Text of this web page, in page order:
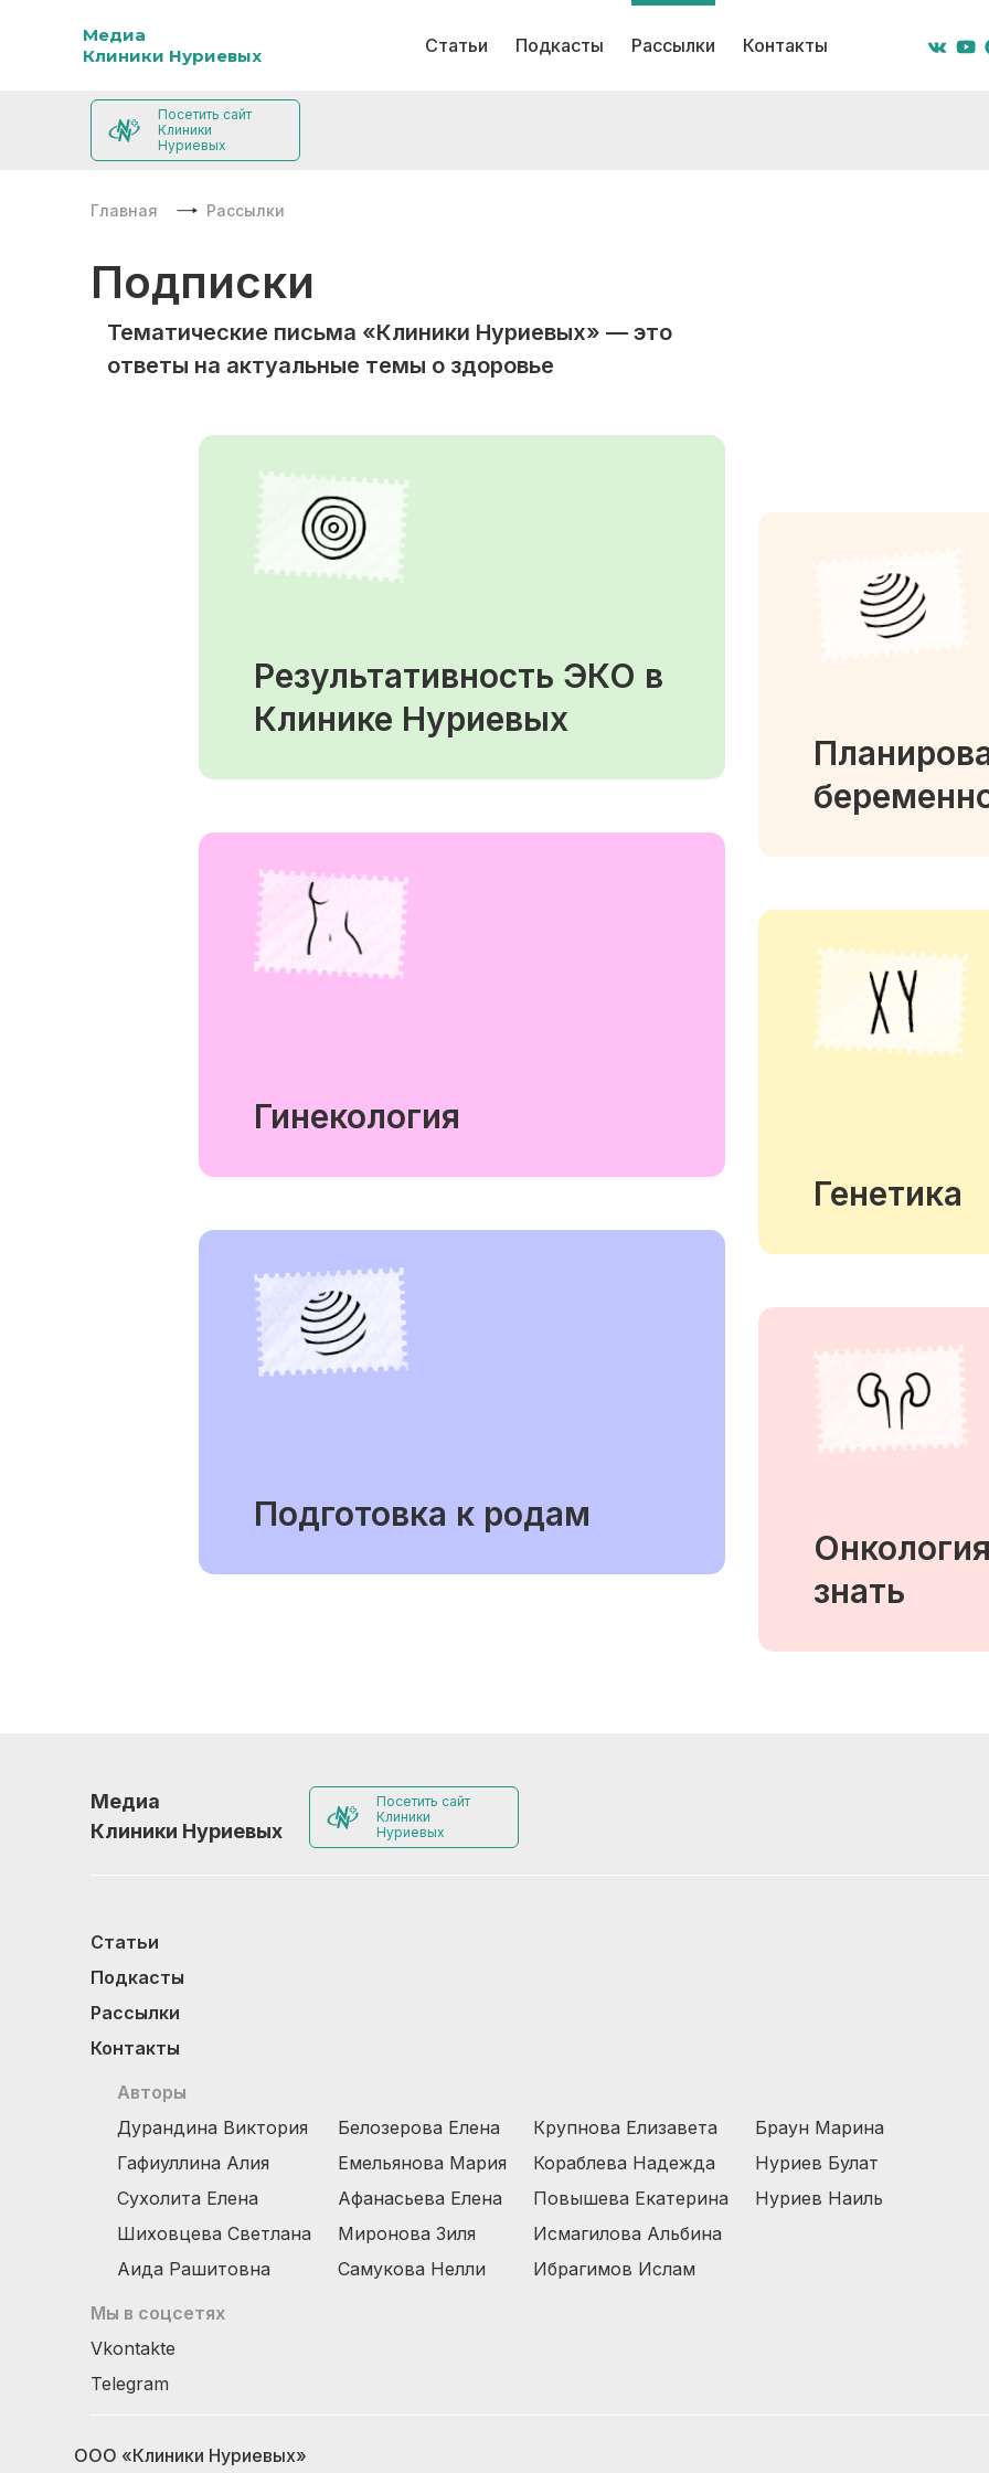
Медиа
Клиники Нуриевых
Статьи Подкасты Рассылки Контакты
Посетить сайт
Клиники
Нуриевых
Главная Рассылки
Подписки
Тематические письма «Клиники Нуриевых» — это
ответы на актуальные темы о здоровье
Результативность ЭКО в
Клинике Нуриевых
Гинекология
Генетика
Подготовка к родам
знать
Медиа
Клиники Нуриевых
Посетить сайт
Клиники
Нуриевых
Статьи
Подкасты
Рассылки
Контакты
Авторы
Дурандина Виктория
Гафиуллина Алия
Сухолита Елена
Шиховцева Светлана
Аида Рашитовна
Белозерова Елена
Емельянова Мария
Афанасьева Елена
Миронова Зиля
Самукова Нелли
Крупнова Елизавета
Кораблева Надежда
Повышева Екатерина
Исмагилова Альбина
Ибрагимов Ислам
Браун Марина
Нуриев Булат
Нуриев Наиль
Мы в соцсетях
Vkontakte
Telegram
ООО «Клиники Нуриевых»